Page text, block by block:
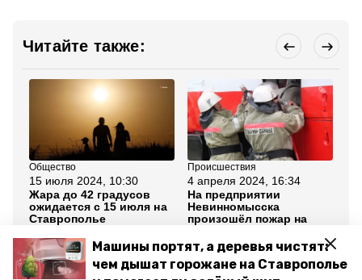
Машины портят, а деревья чистят:
чем дышат горожане на Ставрополье
Читайте также:
Общество
15 июля 2024, 10:30
Жара до 42 градусов
ожидается с 15 июля на
Ставрополье
Происшествия
4 апреля 2024, 16:34
На предприятии
Невинномысска
произошёл пожар на
м.